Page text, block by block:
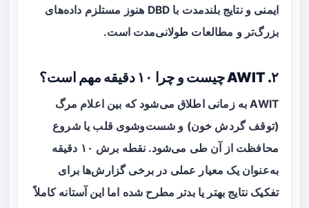
ایمنی و نتایج بلندمدت با DBD هنوز مستلزم داده‌های
بزرگ‌تر و مطالعات طولانی‌مدت است.
۲. AWIT چیست و چرا ۱۰ دقیقه مهم است؟
AWIT به زمانی اطلاق می‌شود که بین اعلام مرگ
(توقف گردش خون) و شست‌وشوی قلب یا شروع
محافظت از آن طی می‌شود. نقطه برش ۱۰ دقیقه
به‌عنوان یک معیار عملی در برخی گزارش‌ها برای
تفکیک نتایج بهتر یا بدتر مطرح شده اما این آستانه کاملاً